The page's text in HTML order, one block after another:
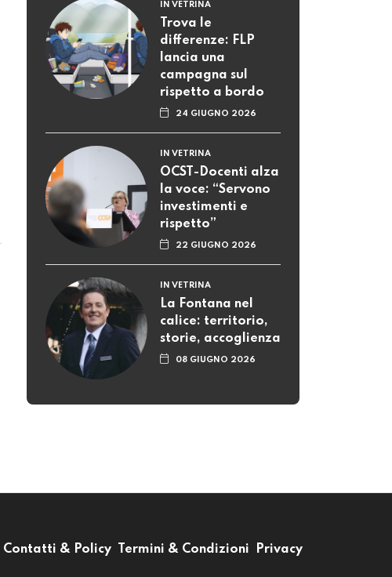
IN VETRINA
Trova le
differenze: FLP
lancia una
campagna sul
rispetto a bordo
24 GIUGNO 2026
IN VETRINA
OCST-Docenti alza
la voce: “Servono
investimenti e
rispetto”
22 GIUGNO 2026
IN VETRINA
La Fontana nel
calice: territorio,
storie, accoglienza
08 GIUGNO 2026
Contatti & Policy Termini & Condizioni Privacy